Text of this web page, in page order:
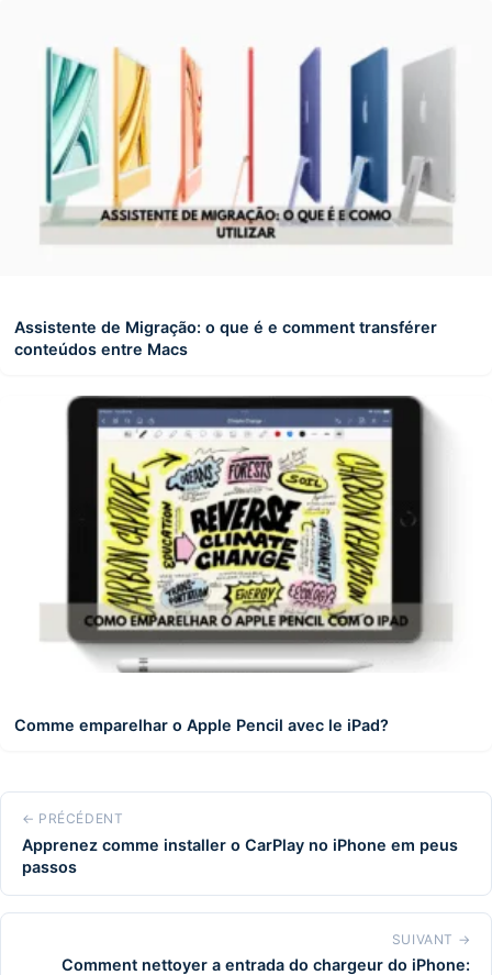
Assistente de Migração: o que é e comment transférer
conteúdos entre Macs
Comme emparelhar o Apple Pencil avec le iPad?
← PRÉCÉDENT
Apprenez comme installer o CarPlay no iPhone em peus
passos
SUIVANT →
Comment nettoyer a entrada do chargeur do iPhone: